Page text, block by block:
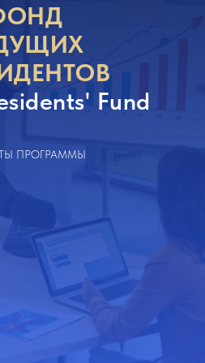
Fund
ПРОГРАММЫ